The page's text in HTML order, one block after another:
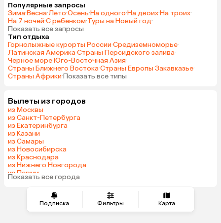
Подписка Фильтры Карта
Популярные запросы
Зима·Весна·Лето·Осень·На одного·На двоих·На троих·
На 7 ночей·С ребенком·Туры на Новый год·
Показать все запросы
Тип отдыха
Горнолыжные курорты России·Средиземноморье·
Латинская Америка·Страны Персидского залива·
Черное море·Юго-Восточная Азия·
Страны Ближнего Востока·Страны Европы·Закавказье·
Страны Африки·Показать все типы
Вылеты из городов
из Москвы
из Санкт-Петербурга
из Екатеринбурга
из Казани
из Самары
из Новосибирска
из Краснодара
из Нижнего Новгорода
из Перми
из Сочи
Показать все города